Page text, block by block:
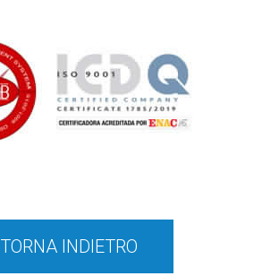
TORNA INDIETRO